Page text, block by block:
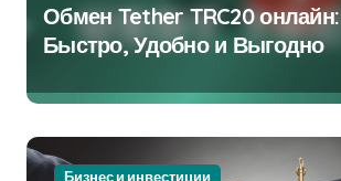
Обмен Tether TRC20 онлайн:
Быстро, Удобно и Выгодно
Бизнес и инвестиции